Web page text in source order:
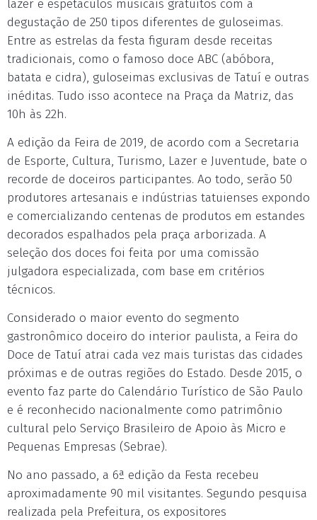
lazer e espetáculos musicais gratuitos com a
degustação de 250 tipos diferentes de guloseimas.
Entre as estrelas da festa figuram desde receitas
tradicionais, como o famoso doce ABC (abóbora,
batata e cidra), guloseimas exclusivas de Tatuí e outras
inéditas. Tudo isso acontece na Praça da Matriz, das
10h às 22h.
A edição da Feira de 2019, de acordo com a Secretaria
de Esporte, Cultura, Turismo, Lazer e Juventude, bate o
recorde de doceiros participantes. Ao todo, serão 50
produtores artesanais e indústrias tatuienses expondo
e comercializando centenas de produtos em estandes
decorados espalhados pela praça arborizada. A
seleção dos doces foi feita por uma comissão
julgadora especializada, com base em critérios
técnicos.
Considerado o maior evento do segmento
gastronômico doceiro do interior paulista, a Feira do
Doce de Tatuí atrai cada vez mais turistas das cidades
próximas e de outras regiões do Estado. Desde 2015, o
evento faz parte do Calendário Turístico de São Paulo
e é reconhecido nacionalmente como patrimônio
cultural pelo Serviço Brasileiro de Apoio às Micro e
Pequenas Empresas (Sebrae).
No ano passado, a 6ª edição da Festa recebeu
aproximadamente 90 mil visitantes. Segundo pesquisa
realizada pela Prefeitura, os expositores